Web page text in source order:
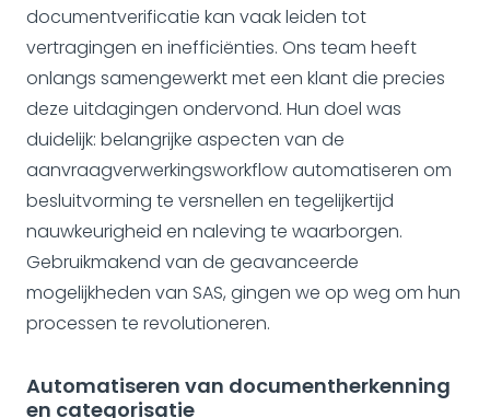
documentverificatie kan vaak leiden tot
vertragingen en inefficiënties. Ons team heeft
onlangs samengewerkt met een klant die precies
deze uitdagingen ondervond. Hun doel was
duidelijk: belangrijke aspecten van de
aanvraagverwerkingsworkflow automatiseren om
besluitvorming te versnellen en tegelijkertijd
nauwkeurigheid en naleving te waarborgen.
Gebruikmakend van de geavanceerde
mogelijkheden van SAS, gingen we op weg om hun
processen te revolutioneren.
Automatiseren van documentherkenning
en categorisatie